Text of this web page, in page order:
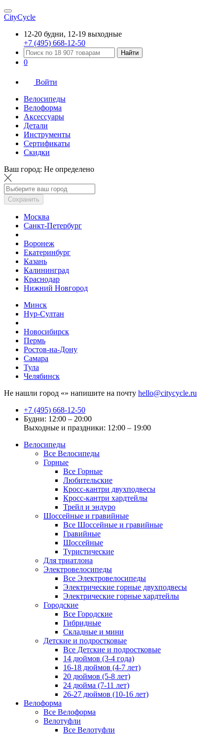
CityCycle
12-20 будни, 12-19 выходные
+7 (495) 668-12-50
Найти
0
Войти
Велосипеды
Велоформа
Аксессуары
Детали
Инструменты
Сертификаты
Скидки
Ваш город: Не определено
Сохранить
Москва
Санкт-Петербург
Воронеж
Екатеринбург
Казань
Калининград
Краснодар
Нижний Новгород
Минск
Нур-Султан
Новосибирск
Пермь
Ростов-на-Дону
Самара
Тула
Челябинск
Не нашли город «» напишите на почту hello@citycycle.ru
+7 (495) 668-12-50
Будни: 12:00 – 20:00
Выходные и праздники: 12:00 – 19:00
Велосипеды
Все Велосипеды
Горные
Все Горные
Любительские
Кросс-кантри двухподвесы
Кросс-кантри хардтейлы
Трейл и эндуро
Шоссейные и гравийные
Все Шоссейные и гравийные
Гравийные
Шоссейные
Туристические
Для триатлона
Электровелосипеды
Все Электровелосипеды
Электрические горные двухподвесы
Электрические горные хардтейлы
Городские
Все Городские
Гибридные
Складные и мини
Детские и подростковые
Все Детские и подростковые
14 дюймов (3-4 года)
16-18 дюймов (4-7 лет)
20 дюймов (5-8 лет)
24 дюйма (7-11 лет)
26-27 дюймов (10-16 лет)
Велоформа
Все Велоформа
Велотуфли
Все Велотуфли